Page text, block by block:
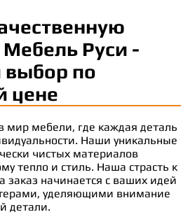
Руси -
по
цене
мир мебели, где каждая деталь
Наши уникальные
чистых материалов
тепло и стиль. Наша страсть к
заказ начинается с ваших идей
уделяющими внимание
детали.